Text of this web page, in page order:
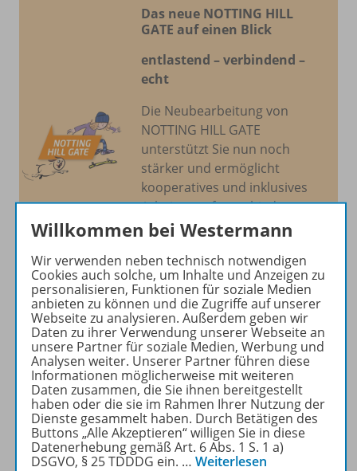
Das neue NOTTING HILL
GATE auf einen Blick
entlastend – verbindend –
echt
Die Neubearbeitung von
NOTTING HILL GATE
unterstützt Sie nun noch
stärker und ermöglicht
kooperatives und inklusives
Arbeiten auf verschiedenen
Leistungsniveaus.
Mehr erfahren
Produktinformationen
Beschreibung
Willkommen bei Westermann
Wir verwenden neben technisch notwendigen
Cookies auch solche, um Inhalte und Anzeigen zu
personalisieren, Funktionen für soziale Medien
anbieten zu können und die Zugriffe auf unserer
Webseite zu analysieren. Außerdem geben wir
Daten zu ihrer Verwendung unserer Webseite an
unsere Partner für soziale Medien, Werbung und
Analysen weiter. Unserer Partner führen diese
Informationen möglicherweise mit weiteren
Daten zusammen, die Sie ihnen bereitgestellt
haben oder die sie im Rahmen Ihrer Nutzung der
Dienste gesammelt haben. Durch Betätigen des
Buttons „Alle Akzeptieren“ willigen Sie in diese
Datenerhebung gemäß Art. 6 Abs. 1 S. 1 a)
DSGVO, § 25 TDDDG ein. … Weiterlesen